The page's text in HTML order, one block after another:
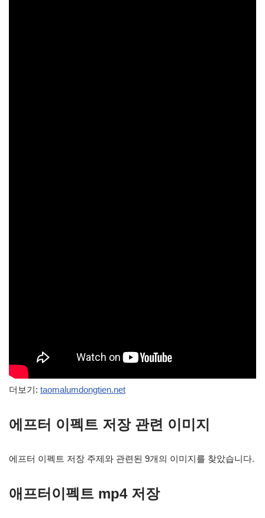
더보기: taomalumdongtien.net
에프터 이펙트 저장 관련 이미지
에프터 이펙트 저장 주제와 관련된 9개의 이미지를 찾았습니다.
애프터이펙트 mp4 저장